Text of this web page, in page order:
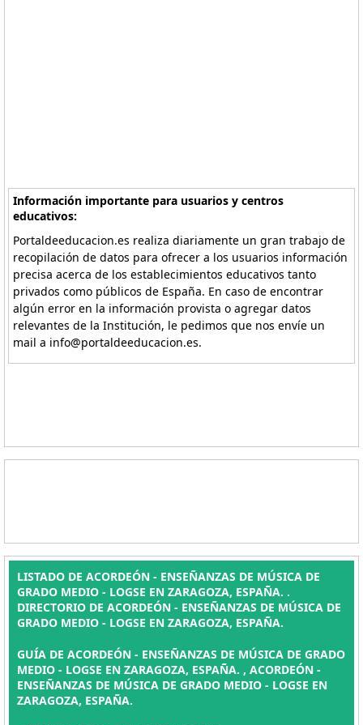
Información importante para usuarios y centros
educativos:
Portaldeeducacion.es realiza diariamente un gran trabajo de
recopilación de datos para ofrecer a los usuarios información
precisa acerca de los establecimientos educativos tanto
privados como públicos de España. En caso de encontrar
algún error en la información provista o agregar datos
relevantes de la Institución, le pedimos que nos envíe un
mail a info@portaldeeducacion.es.
LISTADO DE ACORDEÓN - ENSEÑANZAS DE MÚSICA DE
GRADO MEDIO - LOGSE EN ZARAGOZA, ESPAÑA. .
DIRECTORIO DE ACORDEÓN - ENSEÑANZAS DE MÚSICA DE
GRADO MEDIO - LOGSE EN ZARAGOZA, ESPAÑA.
GUÍA DE ACORDEÓN - ENSEÑANZAS DE MÚSICA DE GRADO
MEDIO - LOGSE EN ZARAGOZA, ESPAÑA. , ACORDEÓN -
ENSEÑANZAS DE MÚSICA DE GRADO MEDIO - LOGSE EN
ZARAGOZA, ESPAÑA.